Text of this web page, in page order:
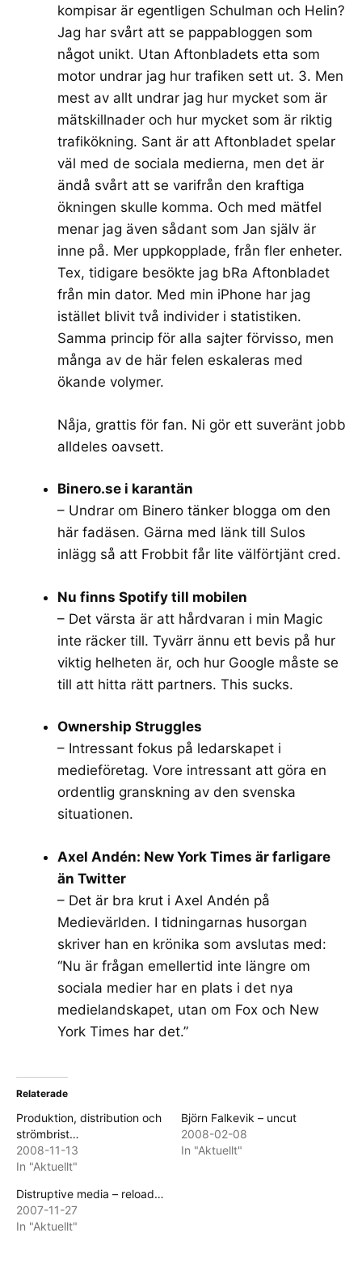
kompisar är egentligen Schulman och Helin?
Jag har svårt att se pappabloggen som
något unikt. Utan Aftonbladets etta som
motor undrar jag hur trafiken sett ut. 3. Men
mest av allt undrar jag hur mycket som är
mätskillnader och hur mycket som är riktig
trafikökning. Sant är att Aftonbladet spelar
väl med de sociala medierna, men det är
ändå svårt att se varifrån den kraftiga
ökningen skulle komma. Och med mätfel
menar jag även sådant som Jan själv är
inne på. Mer uppkopplade, från fler enheter.
Tex, tidigare besökte jag bRa Aftonbladet
från min dator. Med min iPhone har jag
istället blivit två individer i statistiken.
Samma princip för alla sajter förvisso, men
många av de här felen eskaleras med
ökande volymer.
Nåja, grattis för fan. Ni gör ett suveränt jobb
alldeles oavsett.
Binero.se i karantän
– Undrar om Binero tänker blogga om den
här fadäsen. Gärna med länk till Sulos
inlägg så att Frobbit får lite välförtjänt cred.
Nu finns Spotify till mobilen
– Det värsta är att hårdvaran i min Magic
inte räcker till. Tyvärr ännu ett bevis på hur
viktig helheten är, och hur Google måste se
till att hitta rätt partners. This sucks.
Ownership Struggles
– Intressant fokus på ledarskapet i
medieföretag. Vore intressant att göra en
ordentlig granskning av den svenska
situationen.
Axel Andén: New York Times är farligare
än Twitter
– Det är bra krut i Axel Andén på
Medievärlden. I tidningarnas husorgan
skriver han en krönika som avslutas med:
“Nu är frågan emellertid inte längre om
sociala medier har en plats i det nya
medielandskapet, utan om Fox och New
York Times har det.”
Relaterade
Produktion, distribution och
strömbrist…
2008-11-13
In "Aktuellt"
Björn Falkevik – uncut
2008-02-08
In "Aktuellt"
Distruptive media – reload…
2007-11-27
In "Aktuellt"